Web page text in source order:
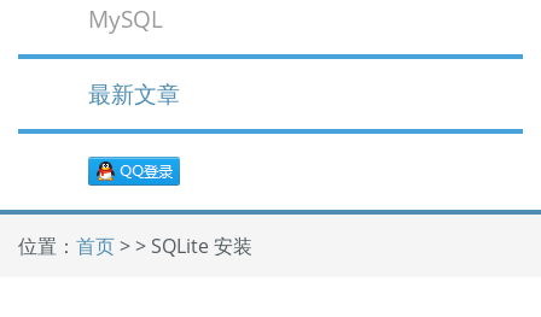
MySQL
最新文章
位置： 首页> > SQLite 安装